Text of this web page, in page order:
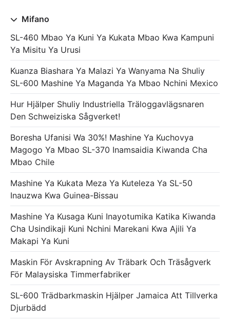
Mifano
SL-460 Mbao Ya Kuni Ya Kukata Mbao Kwa Kampuni
Ya Misitu Ya Urusi
Kuanza Biashara Ya Malazi Ya Wanyama Na Shuliy
SL-600 Mashine Ya Maganda Ya Mbao Nchini Mexico
Hur Hjälper Shuliy Industriella Träloggavlägsnaren
Den Schweiziska Sågverket!
Boresha Ufanisi Wa 30%! Mashine Ya Kuchovya
Magogo Ya Mbao SL-370 Inamsaidia Kiwanda Cha
Mbao Chile
Mashine Ya Kukata Meza Ya Kuteleza Ya SL-50
Inauzwa Kwa Guinea-Bissau
Mashine Ya Kusaga Kuni Inayotumika Katika Kiwanda
Cha Usindikaji Kuni Nchini Marekani Kwa Ajili Ya
Makapi Ya Kuni
Maskin För Avskrapning Av Träbark Och Träsågverk
För Malaysiska Timmerfabriker
SL-600 Trädbarkmaskin Hjälper Jamaica Att Tillverka
Djurbädd